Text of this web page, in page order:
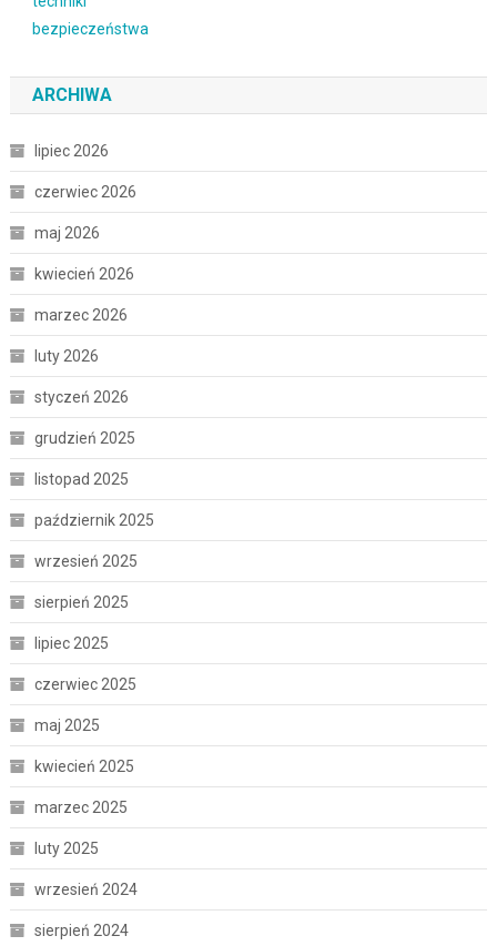
ARCHIWA
lipiec 2026
czerwiec 2026
maj 2026
kwiecień 2026
marzec 2026
luty 2026
styczeń 2026
grudzień 2025
listopad 2025
październik 2025
wrzesień 2025
sierpień 2025
lipiec 2025
czerwiec 2025
maj 2025
kwiecień 2025
marzec 2025
luty 2025
wrzesień 2024
sierpień 2024